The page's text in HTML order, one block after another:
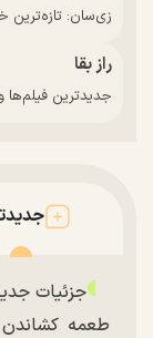
زی‌سان: تازه‌ترین
راز بقا
جدیدترین
جزئیات